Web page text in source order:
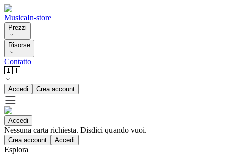
MusicaIn-store
Prezzi
Risorse
Contatto
🇮🇹
Accedi Crea account
Accedi
Nessuna carta richiesta. Disdici quando vuoi.
Crea account Accedi
Esplora